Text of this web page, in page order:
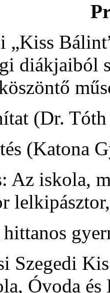
„Kiss
diákjaiból
(Dr. Tóth
(Katona
Az iskola,
Szegedi
Óvoda